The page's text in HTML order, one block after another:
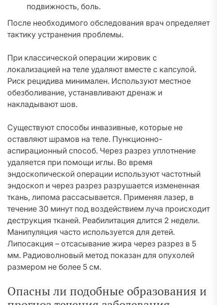
подвижность, боль.
После необходимого обследования врач определяет
тактику устранения проблемы.
При классической операции жировик с
локализацией на теле удаляют вместе с капсулой.
Риск рецидива минимален. Используют местное
обезболивание, устанавливают дренаж и
накладывают шов.
Существуют способы инвазивные, которые не
оставляют шрамов на теле. Пункционно-
аспирационный способ. Через разрез уплотнение
удаляется при помощи иглы. Во время
эндоскопической операции используют частотный
эндоскоп и через разрез разрушается измененная
ткань, липома рассасывается. Применяя лазер, в
течение З0 минут под воздействием луча происходит
деструкция тканей. Реабилитация длится 2 недели.
Манипуляция часто используется для детей.
Липосакция – отсасывание жира через разрез в 5
мм. Радиоволновый метод показан для опухолей
размером не более 5 см.
Опасны ли подобные образования и